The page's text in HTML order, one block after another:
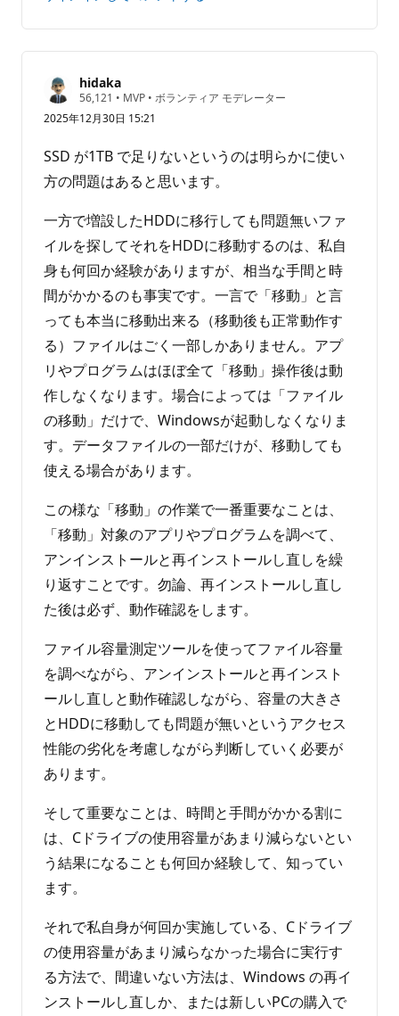
あ
せ
ん
hidaka
56,121 評
価
の
イ
ン
ト
• MVP • ボランティア モデレーター
2025年12月30日 15:21
SSD が1TB で足りないというのは明らかに使い
方の問題はあると思います。
一方で増設したHDDに移行しても問題無いファ
イルを探してそれをHDDに移動するのは、私自
身も何回か経験がありますが、相当な手間と時
間がかかるのも事実です。一言で「移動」と言
っても本当に移動出来る（移動後も正常動作す
る）ファイルはごく一部しかありません。アプ
リやプログラムはほぼ全て「移動」操作後は動
作しなくなります。場合によっては「ファイル
の移動」だけで、Windowsが起動しなくなりま
す。データファイルの一部だけが、移動しても
使える場合があります。
この様な「移動」の作業で一番重要なことは、
「移動」対象のアプリやプログラムを調べて、
アンインストールと再インストールし直しを繰
り返すことです。勿論、再インストールし直し
た後は必ず、動作確認をします。
ファイル容量測定ツールを使ってファイル容量
を調べながら、アンインストールと再インスト
ールし直しと動作確認しながら、容量の大きさ
とHDDに移動しても問題が無いというアクセス
性能の劣化を考慮しながら判断していく必要が
あります。
そして重要なことは、時間と手間がかかる割に
は、Cドライブの使用容量があまり減らないとい
う結果になることも何回か経験して、知ってい
ます。
それで私自身が何回か実施している、Cドライブ
の使用容量があまり減らなかった場合に実行す
る方法で、間違いない方法は、Windows の再イ
ンストールし直しか、または新しいPCの購入で